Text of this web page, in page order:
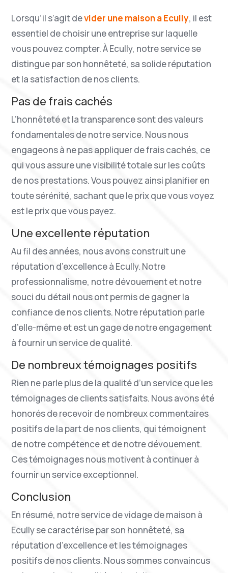
Lorsqu’il s’agit devider une maison a Ecully, il est
essentiel de choisir une entreprise sur laquelle
vous pouvez compter. À Ecully, notre service se
distingue par son honnêteté, sa solide réputation
et la satisfaction de nos clients.
Pas de frais cachés
L’honnêteté et la transparence sont des valeurs
fondamentales de notre service. Nous nous
engageons à ne pas appliquer de frais cachés, ce
qui vous assure une visibilité totale sur les coûts
de nos prestations. Vous pouvez ainsi planifier en
toute sérénité, sachant que le prix que vous voyez
est le prix que vous payez.
Une excellente réputation
Au fil des années, nous avons construit une
réputation d’excellence à Ecully. Notre
professionnalisme, notre dévouement et notre
souci du détail nous ont permis de gagner la
confiance de nos clients. Notre réputation parle
d’elle-même et est un gage de notre engagement
à fournir un service de qualité.
De nombreux témoignages positifs
Rien ne parle plus de la qualité d’un service que les
témoignages de clients satisfaits. Nous avons été
honorés de recevoir de nombreux commentaires
positifs de la part de nos clients, qui témoignent
de notre compétence et de notre dévouement.
Ces témoignages nous motivent à continuer à
fournir un service exceptionnel.
Conclusion
En résumé, notre service de vidage de maison à
Ecully se caractérise par son honnêteté, sa
réputation d’excellence et les témoignages
positifs de nos clients. Nous sommes convaincus